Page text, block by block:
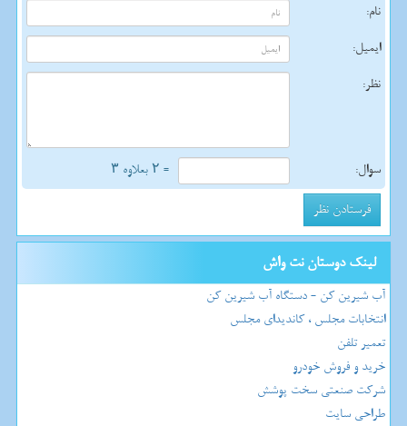
نام:
ایمیل:
نظر:
سوال: = ۲ بعلاوه ۳
لینک دوستان نت واش
آب شیرین کن - دستگاه آب شیرین کن
انتخابات مجلس ، کاندیدای مجلس
تعمیر تلفن
خرید و فروش خودرو
شرکت صنعتی سخت پوشش
طراحی سایت